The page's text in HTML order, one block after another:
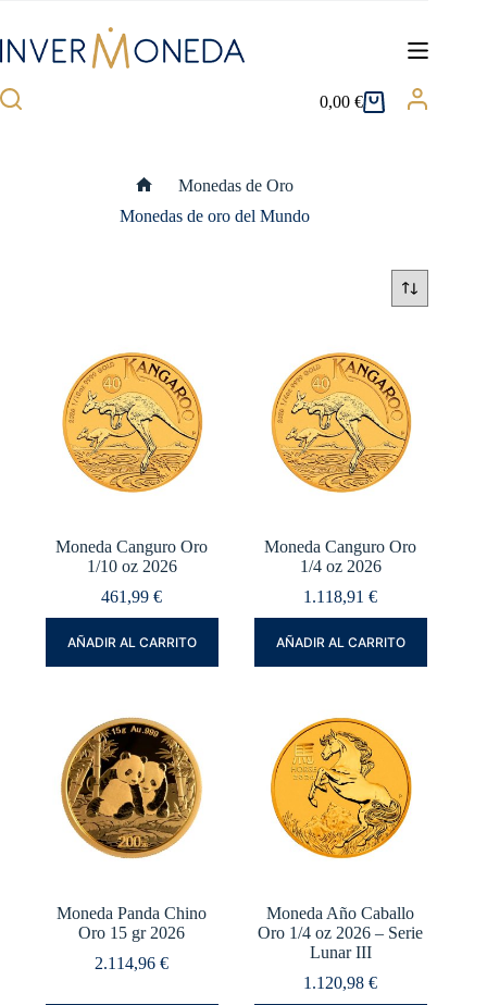
contenido
Carro
0,00€
Monedas de Oro
Monedas de oro del Mundo
Moneda Canguro Oro
1/10 oz 2026
461,99€
AÑADIR AL CARRITO
Moneda Canguro Oro
1/4 oz 2026
1.118,91€
AÑADIR AL CARRITO
Moneda Panda Chino
Oro 15 gr 2026
2.114,96€
Moneda Año Caballo
Oro 1/4 oz 2026 – Serie
Lunar III
1.120,98€